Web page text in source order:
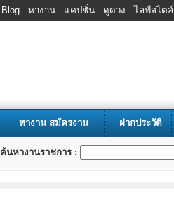
Blog - หางาน - แคปชั่น - ดูดวง -ไลฟ์สไตล์
หางาน สมัครงาน ฝากประวัติ
ค้นหางานราชการ :